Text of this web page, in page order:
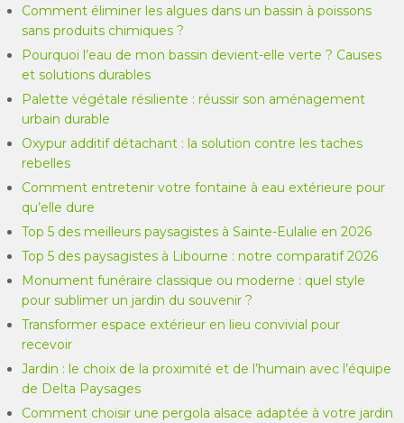
Comment éliminer les algues dans un bassin à poissons
sans produits chimiques ?
Pourquoi l’eau de mon bassin devient-elle verte ? Causes
et solutions durables
Palette végétale résiliente : réussir son aménagement
urbain durable
Oxypur additif détachant : la solution contre les taches
rebelles
Comment entretenir votre fontaine à eau extérieure pour
qu’elle dure
Top 5 des meilleurs paysagistes à Sainte-Eulalie en 2026
Top 5 des paysagistes à Libourne : notre comparatif 2026
Monument funéraire classique ou moderne : quel style
pour sublimer un jardin du souvenir ?
Transformer espace extérieur en lieu convivial pour
recevoir
Jardin : le choix de la proximité et de l’humain avec l’équipe
de Delta Paysages
Comment choisir une pergola alsace adaptée à votre jardin